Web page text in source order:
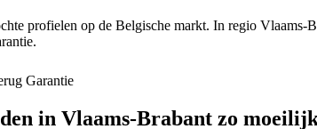
profielen op de Belgische markt. In regio Vlaams-
Garantie
in Vlaams-Brabant zo